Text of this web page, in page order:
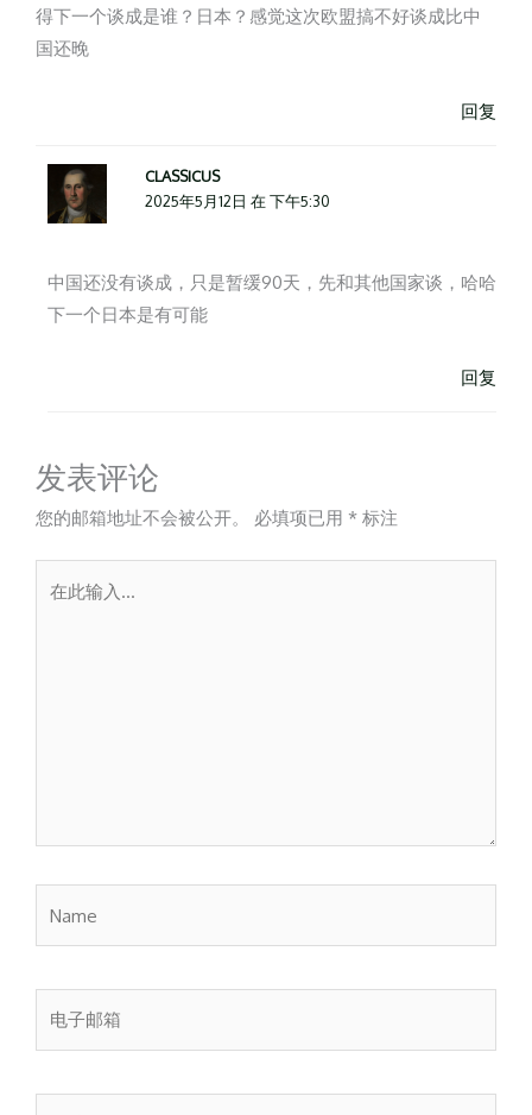
得下一个谈成是谁？日本？感觉这次欧盟搞不好谈成比中
国还晚
回复
CLASSICUS
2025年5月12日 在 下午5:30
中国还没有谈成，只是暂缓90天，先和其他国家谈，哈哈
下一个日本是有可能
回复
发表评论
您的邮箱地址不会被公开。 必填项已用 * 标注
箱